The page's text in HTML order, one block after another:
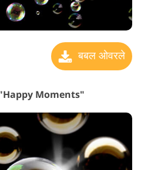
बबल ओवरले
"Happy Moments"